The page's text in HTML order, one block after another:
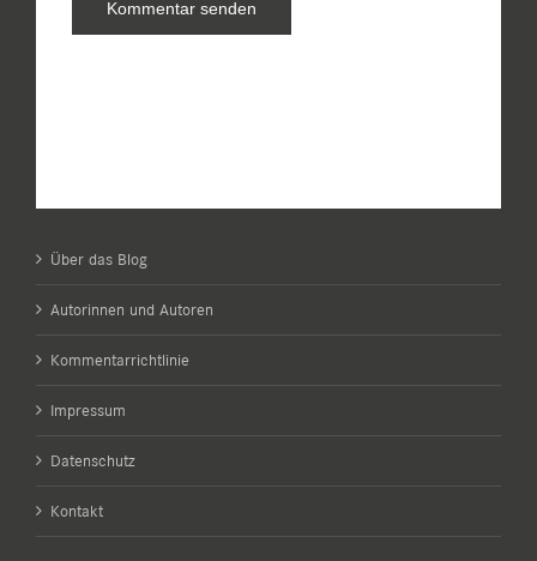
Über das Blog
Autorinnen und Autoren
Kommentarrichtlinie
Impressum
Datenschutz
Kontakt